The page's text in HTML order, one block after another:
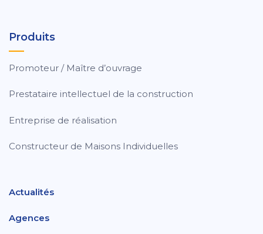
Produits
Promoteur / Maître d’ouvrage
Prestataire intellectuel de la construction
Entreprise de réalisation
Constructeur de Maisons Individuelles
Actualités
Agences